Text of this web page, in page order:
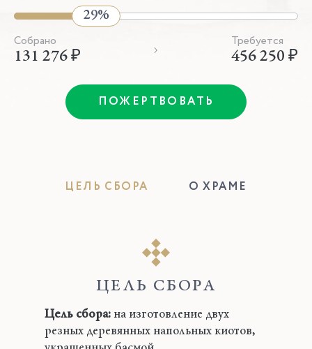
Собрано
131 276 ₽
Требуется
456 250 ₽
ПОЖЕРТВОВАТЬ
ЦЕЛЬ СБОРА О ХРАМЕ
ЦЕЛЬ СБОРА
Цель сбора: на изготовление двух
резных деревянных напольных киотов,